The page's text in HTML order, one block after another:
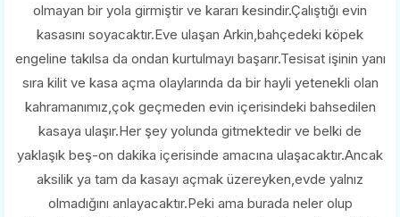
olmayan bir yola girmiştir ve kararı kesindir.Çalıştığı evin
kasasını soyacaktır.Eve ulaşan Arkin,bahçedeki köpek
engeline takılsa da ondan kurtulmayı başarır.Tesisat işinin yanı
sıra kilit ve kasa açma olaylarında da bir hayli yetenekli olan
kahramanımız,çok geçmeden evin içerisindeki bahsedilen
kasaya ulaşır.Her şey yolunda gitmektedir ve belki de
yaklaşık beş-on dakika içerisinde amacına ulaşacaktır.Ancak
aksilik ya tam da kasayı açmak üzereyken,evde yalnız
olmadığını anlayacaktır.Peki ama burada neler olup